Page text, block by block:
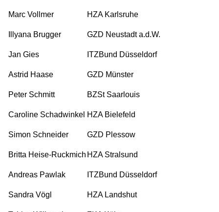
Marc Vollmer HZA Karlsruhe
Illyana Brugger GZD Neustadt a.d.W.
Jan Gies ITZBund Düsseldorf
Astrid Haase GZD Münster
Peter Schmitt BZSt Saarlouis
Caroline Schadwinkel HZA Bielefeld
Simon Schneider GZD Plessow
Britta Heise-Ruckmich HZA Stralsund
Andreas Pawlak ITZBund Düsseldorf
Sandra Vögl HZA Landshut